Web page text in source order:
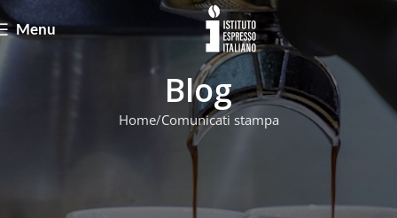
Menu
Blog
Home Comunicati stampa